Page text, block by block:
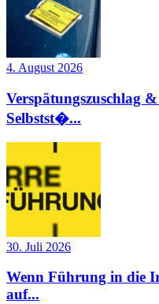
4. August 2026
Verspätungszuschlag
Selbstst�...
30. Juli 2026
Wenn Führung in die
auf...